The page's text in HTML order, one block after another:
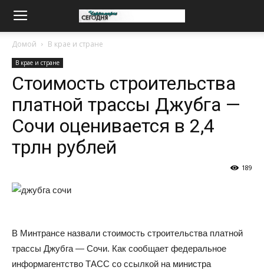
Домой В крае и стране
В крае и стране
Стоимость строительства
платной трассы Джубга —
Сочи оценивается в 2,4
трлн рублей
189
В Минтрансе назвали стоимость строительства платной
трассы Джубга — Сочи. Как сообщает федеральное
информагентство ТАСС со ссылкой на министра